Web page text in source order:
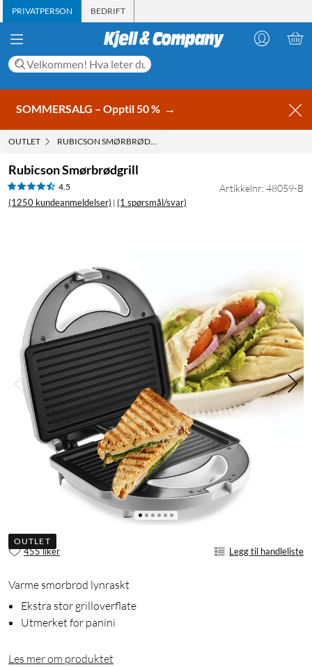
PRIVATPERSON BEDRIFT
SOMMERSALG – Opptil 50 % →
OUTLET RUBICSON SMØRBRØDGRILL
Rubicson Smørbrødgrill
4.5
(1250 kundeanmeldelser) | (1 spørsmål/svar)
Artikkelnr: 48059-B
OUTLET
455 liker Legg til handleliste
Varme smørbrød lynraskt
Ekstra stor grilloverflate
Utmerket for panini
Les mer om produktet